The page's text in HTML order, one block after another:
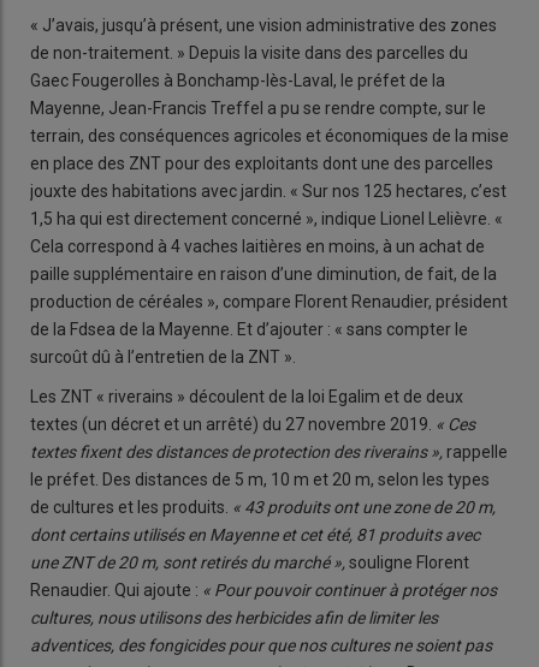
« J’avais, jusqu’à présent, une vision administrative des zones
de non-traitement. » Depuis la visite dans des parcelles du
Gaec Fougerolles à Bonchamp-lès-Laval, le préfet de la
Mayenne, Jean-Francis Treffel a pu se rendre compte, sur le
terrain, des conséquences agricoles et économiques de la mise
en place des ZNT pour des exploitants dont une des parcelles
jouxte des habitations avec jardin. « Sur nos 125 hectares, c’est
1,5 ha qui est directement concerné », indique Lionel Lelièvre. «
Cela correspond à 4 vaches laitières en moins, à un achat de
paille supplémentaire en raison d’une diminution, de fait, de la
production de céréales », compare Florent Renaudier, président
de la Fdsea de la Mayenne. Et d’ajouter : « sans compter le
surcoût dû à l’entretien de la ZNT ».
Les ZNT « riverains » découlent de la loi Egalim et de deux
textes (un décret et un arrêté) du 27 novembre 2019. « Ces
textes fixent des distances de protection des riverains », rappelle
le préfet. Des distances de 5 m, 10 m et 20 m, selon les types
de cultures et les produits. « 43 produits ont une zone de 20 m,
dont certains utilisés en Mayenne et cet été, 81 produits avec
une ZNT de 20 m, sont retirés du marché », souligne Florent
Renaudier. Qui ajoute : « Pour pouvoir continuer à protéger nos
cultures, nous utilisons des herbicides afin de limiter les
adventices, des fongicides pour que nos cultures ne soient pas